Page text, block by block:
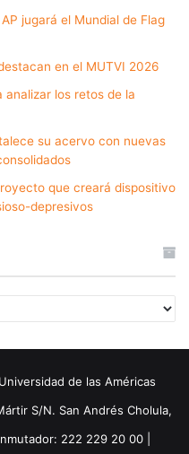
jugará el Mundial de Flag
en el MUTVI 2026
analizar los retos de la
su acervo con nuevas
que creará dispositivo
depresivos
de las Américas
S/N. San Andrés Cholula,
222 229 20 00 |